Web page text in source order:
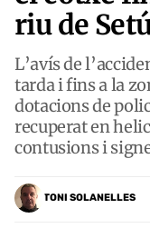
riu de
L’avís de
tarda i fins a la
dotacions de
recuperat en
contusions i
TONI SOLANELLES